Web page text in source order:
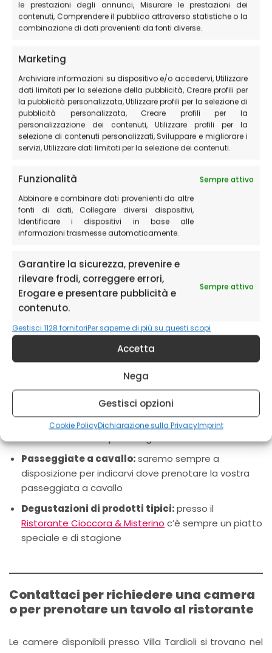
le prestazioni degli annunci, Misurare le prestazioni dei
contenuti, Comprendere il pubblico attraverso statistiche o la
combinazione di dati provenienti da fonti diverse.
Marketing
Archiviare informazioni su dispositivo e/o accedervi, Utilizzare
dati limitati per la selezione della pubblicità, Creare profili per
la pubblicità personalizzata, Utilizzare profili per la selezione di
pubblicità personalizzata, Creare profili per la
personalizzazione dei contenuti, Utilizzare profili per la
selezione di contenuti personalizzati, Sviluppare e migliorare i
servizi, Utilizzare dati limitati per la selezione dei contenuti.
Funzionalità
Sempre attivo
Abbinare e combinare dati provenienti da altre
fonti di dati, Collegare diversi dispositivi,
Identificare i dispositivi in base alle
informazioni trasmesse automaticamente.
Garantire la sicurezza, prevenire e
rilevare frodi, correggere errori,
Erogare e presentare pubblicità e
contenuto.
Sempre attivo
Gestisci 1128 fornitoriPer saperne di più su questi scopi
Accetta
Nega
Gestisci opzioni
Cookie PolicyDichiarazione sulla PrivacyImprint
Castelluccio di Norcia:
un’esperienza da non perdere
Se siete alla ricerca delle vostre vacanze relax immerse
nel nel benessere e nella natura, Castelluccio di Norcia
è la destinazione perfetta per voi. In qualsiasi stagione
dell’anno, questo borgo vi regalerà emozioni uniche e
indimenticabili.
Tra le attività che vi consigliamo ci sono:
sentiero della Fioritura, Sentiero del Lago
di Pilato, Percorso del Grande Anello dei Sibillini,
Percorso del Piangrande
Ciclismo:un’escursione tra i sentieri dei Piani di
Passeggiate a cavallo:saremo sempre a
disposizione per indicarvi dove prenotare la vostra
passeggiata a cavallo
Degustazioni di prodotti tipici:presso il
Ristorante Cioccora & Misterino c’è sempre un piatto
speciale e di stagione
Contattaci per richiedere una camera
o per prenotare un tavolo al ristorante
Le camere disponibili presso Villa Tardioli si trovano nel